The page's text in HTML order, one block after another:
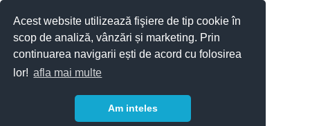
Acest website utilizează fişiere de tip cookie în
scop de analiză, vânzări și marketing. Prin
continuarea navigarii ești de acord cu folosirea
lor! afla mai multe
Am inteles